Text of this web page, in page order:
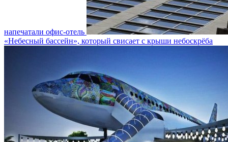
напечатали офис-отель
«Небесный бассейн», который свисает с крыши небоскрёба